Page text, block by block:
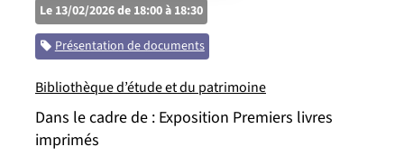
Le 13/02/2026 de 18:00 à 18:30
Catégorie
Présentation de documents
Bibliothèque d’étude et du patrimoine
Dans le cadre de : Exposition Premiers livres
imprimés